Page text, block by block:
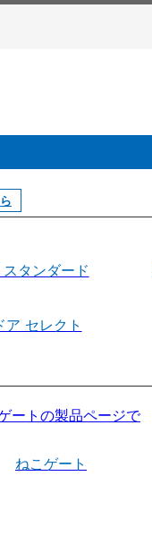
タンダード
ア セレクト
ねこゲート